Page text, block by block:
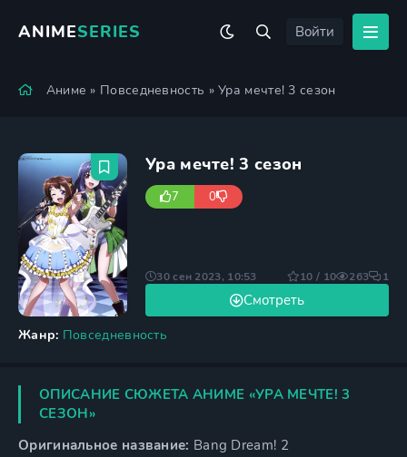
ANIMESERIES Войти
Аниме » Повседневность » Ура мечте! 3 сезон
Ура мечте! 3 сезон
7 0
Жанр: Повседневность
Смотреть
30 сен 2023, 10:53 10 / 10 263 1
ОПИСАНИЕ СЮЖЕТА АНИМЕ «УРА МЕЧТЕ! 3
СЕЗОН»
Оригинальное название: Bang Dream! 2